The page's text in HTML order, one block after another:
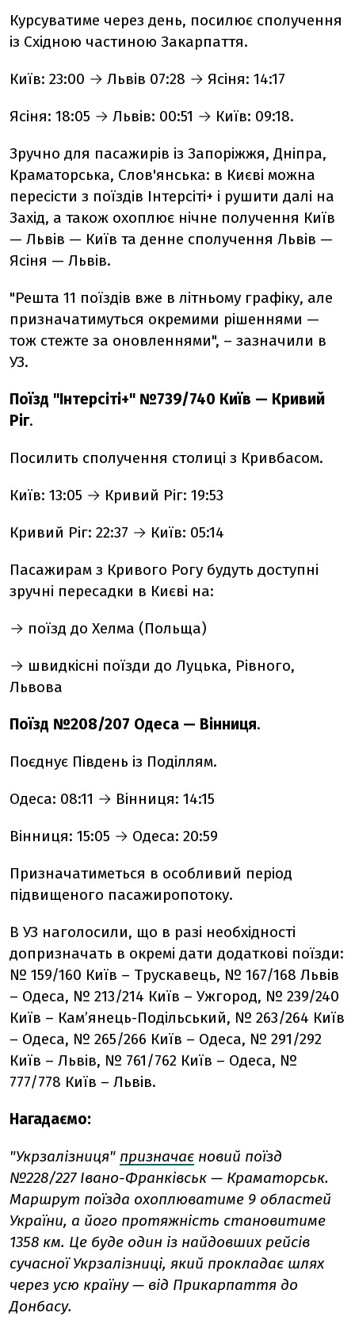
Курсуватиме через день, посилює сполучення
із Східною частиною Закарпаття.
Київ: 23:00 → Львів 07:28 → Ясіня: 14:17
Ясіня: 18:05 → Львів: 00:51 → Київ: 09:18.
Зручно для пасажирів із Запоріжжя, Дніпра,
Краматорська, Слов'янська: в Києві можна
пересісти з поїздів Інтерсіті+ і рушити далі на
Захід, а також охоплює нічне получення Київ
— Львів — Київ та денне сполучення Львів —
Ясіня — Львів.
"Решта 11 поїздів вже в літньому графіку, але
призначатимуться окремими рішеннями —
тож стежте за оновленнями", – зазначили в
УЗ.
Поїзд "Інтерсіті+" №739/740 Київ — Кривий
Ріг.
Посилить сполучення столиці з Кривбасом.
Київ: 13:05 → Кривий Ріг: 19:53
Кривий Ріг: 22:37 → Київ: 05:14
Пасажирам з Кривого Рогу будуть доступні
зручні пересадки в Києві на:
→ поїзд до Хелма (Польща)
→ швидкісні поїзди до Луцька, Рівного,
Львова
Поїзд №208/207 Одеса — Вінниця.
Поєднує Південь із Поділлям.
Одеса: 08:11 → Вінниця: 14:15
Вінниця: 15:05 → Одеса: 20:59
Призначатиметься в особливий період
підвищеного пасажиропотоку.
В УЗ наголосили, що в разі необхідності
допризначать в окремі дати додаткові поїзди:
№ 159/160 Київ – Трускавець, № 167/168 Львів
– Одеса, № 213/214 Київ – Ужгород, № 239/240
Київ – Кам’янець-Подільський, № 263/264 Київ
– Одеса, № 265/266 Київ – Одеса, № 291/292
Київ – Львів, № 761/762 Київ – Одеса, №
777/778 Київ – Львів.
Нагадаємо:
"Укрзалізниця" призначає новий поїзд
№228/227 Івано-Франківськ — Краматорськ.
Маршрут поїзда охоплюватиме 9 областей
України, а його протяжність становитиме
1358 км. Це буде один із найдовших рейсів
сучасної Укрзалізниці, який прокладає шлях
через усю країну — від Прикарпаття до
Донбасу.